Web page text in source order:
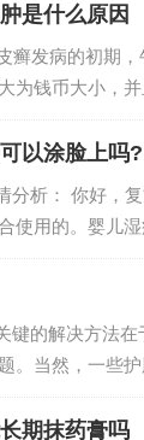
当...
是什么原因
癣发病的初期
为钱币大小，
液，附有湿性
以涂脸上吗?
分析： 你好，
使用的。婴儿
水疱，严重时
有...
键的解决方法
。当然，一些
适合自己的产
用一...
期抹药膏吗